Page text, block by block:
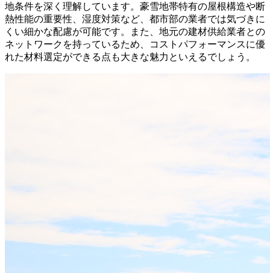
地条件を深く理解しています。豪雪地帯特有の屋根構造や断
熱性能の重要性、湿度対策など、都市部の業者では気づきに
くい細かな配慮が可能です。また、地元の建材供給業者との
ネットワークを持っているため、コストパフォーマンスに優
れた材料選定ができる点も大きな魅力といえるでしょう。